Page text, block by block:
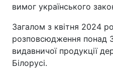
вимог українського
Загалом з квітня 2024
розповсюдження понад
видавничої продукції
Білорусі.